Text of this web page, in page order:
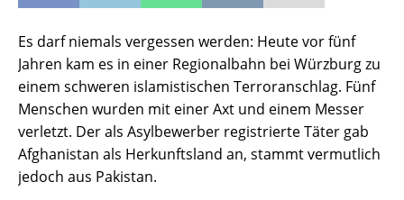
Es darf niemals vergessen werden: Heute vor fünf
Jahren kam es in einer Regionalbahn bei Würzburg zu
einem schweren islamistischen Terroranschlag. Fünf
Menschen wurden mit einer Axt und einem Messer
verletzt. Der als Asylbewerber registrierte Täter gab
Afghanistan als Herkunftsland an, stammt vermutlich
jedoch aus Pakistan.